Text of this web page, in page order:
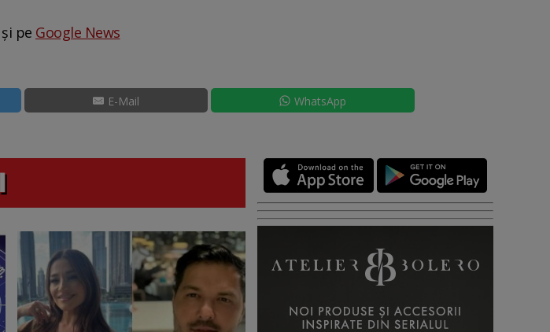
pe Google News
E-Mail WhatsApp